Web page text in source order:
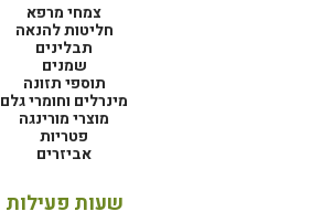
צמחי מרפא
חליטות להנאה
תבלינים
שמנים
תוספי תזונה
מינרלים וחומרי גלם
מוצרי מורינגה
פטריות
אביזרים
שעות פעילות